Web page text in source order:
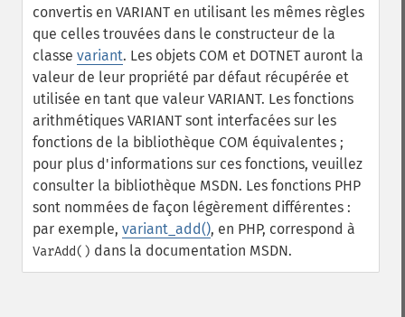
convertis en VARIANT en utilisant les mêmes règles
que celles trouvées dans le constructeur de la
classe variant. Les objets COM et DOTNET auront la
valeur de leur propriété par défaut récupérée et
utilisée en tant que valeur VARIANT. Les fonctions
arithmétiques VARIANT sont interfacées sur les
fonctions de la bibliothèque COM équivalentes ;
pour plus d'informations sur ces fonctions, veuillez
consulter la bibliothèque MSDN. Les fonctions PHP
sont nommées de façon légèrement différentes :
par exemple, variant_add(), en PHP, correspond à
VarAdd() dans la documentation MSDN.